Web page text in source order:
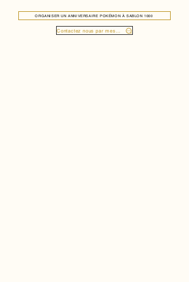
ORGANISER UN ANNIVERSAIRE POKÉMON À SABLON 1000